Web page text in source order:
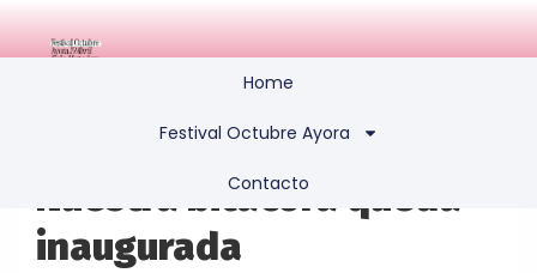
Home
Festival Octubre Ayora
Contacto
Nuestra bitácora queda
inaugurada